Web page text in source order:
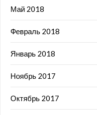
Май 2018
Февраль 2018
Январь 2018
Ноябрь 2017
Октябрь 2017